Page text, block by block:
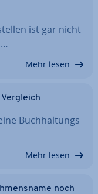
ist gar nicht
Mehr lesen
Buch­hal­tungs­
Mehr lesen
noch